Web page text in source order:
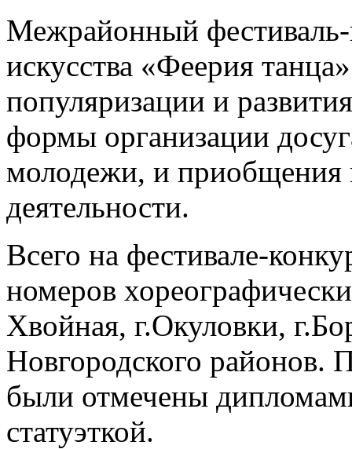
Межрайонный фестиваль-
искусства «Феерия
популяризации и
формы организации
молодежи, и приобщения
деятельности.
Всего на фестивале-
номеров
Хвойная, г.Окуловки,
Новгородского районов.
были отмечены
статуэткой.